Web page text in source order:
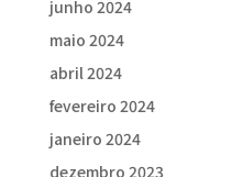
junho 2024
maio 2024
abril 2024
fevereiro 2024
janeiro 2024
dezembro 2023